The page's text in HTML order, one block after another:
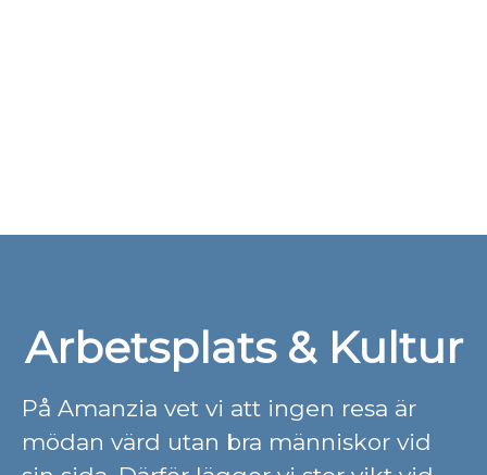
Arbetsplats & Kultur
På Amanzia vet vi att ingen resa är
mödan värd utan bra människor vid